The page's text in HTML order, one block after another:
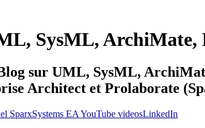
SysML, ArchiMate,
sur UML, SysML,
Architect et Prolaborate
SparxSystems EA YouTube videosLinkedIn